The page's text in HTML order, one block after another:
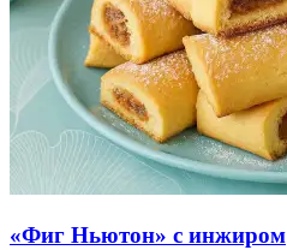
«Фиг Ньютон» с инжиром